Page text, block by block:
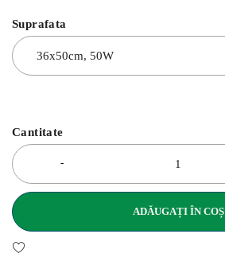
Suprafata
Cantitate
ADĂUGAȚI ÎN COȘ